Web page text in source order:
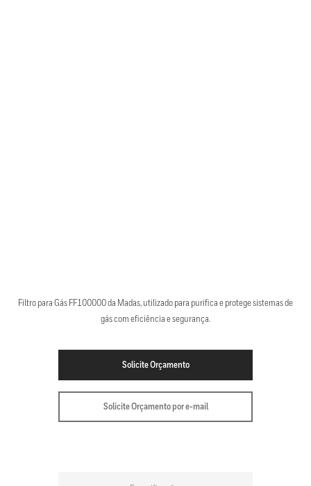
Filtro para Gás FF100000 da Madas, utilizado para purifica e protege sistemas de
gás com eficiência e segurança.
Solicite Orçamento
Solicite Orçamento por e-mail